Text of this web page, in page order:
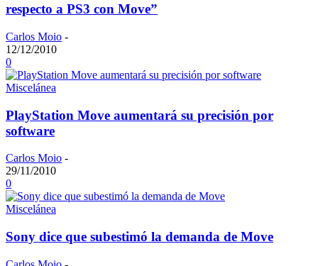
respecto a PS3 con Move”
Carlos Moio -
12/12/2010
0
Miscelánea
PlayStation Move aumentará su precisión por
software
Carlos Moio -
29/11/2010
0
Miscelánea
Sony dice que subestimó la demanda de Move